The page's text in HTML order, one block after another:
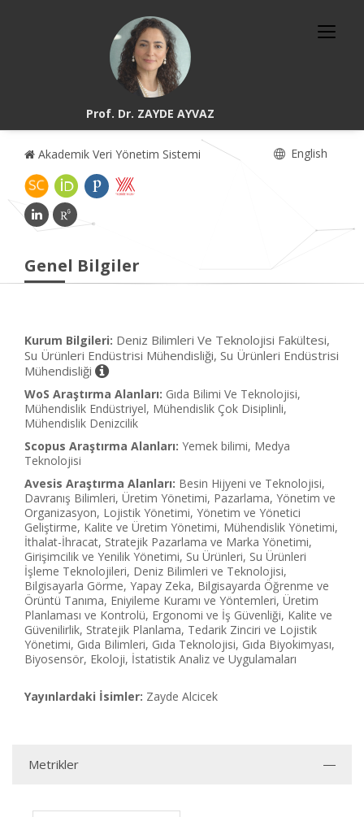
Prof. Dr. ZAYDE AYVAZ
Akademik Veri Yönetim Sistemi English
Genel Bilgiler
Kurum Bilgileri: Deniz Bilimleri Ve Teknolojisi Fakültesi,
Su Ürünleri Endüstrisi Mühendisliği, Su Ürünleri Endüstrisi
Mühendisliği
WoS Araştırma Alanları: Gıda Bilimi Ve Teknolojisi,
Mühendislik Endüstriyel, Mühendislik Çok Disiplinli,
Mühendislik Denizcilik
Scopus Araştırma Alanları: Yemek bilimi, Medya
Teknolojisi
Avesis Araştırma Alanları: Besin Hijyeni ve Teknolojisi,
Davranış Bilimleri, Üretim Yönetimi, Pazarlama, Yönetim ve
Organizasyon, Lojistik Yönetimi, Yönetim ve Yönetici
Geliştirme, Kalite ve Üretim Yönetimi, Mühendislik Yönetimi,
İthalat-İhracat, Stratejik Pazarlama ve Marka Yönetimi,
Girişimcilik ve Yenilik Yönetimi, Su Ürünleri, Su Ürünleri
İşleme Teknolojileri, Deniz Bilimleri ve Teknolojisi,
Bilgisayarla Görme, Yapay Zeka, Bilgisayarda Öğrenme ve
Örüntü Tanıma, Eniyileme Kuramı ve Yöntemleri, Üretim
Planlaması ve Kontrolü, Ergonomi ve İş Güvenliği, Kalite ve
Güvenilirlik, Stratejik Planlama, Tedarik Zinciri ve Lojistik
Yönetimi, Gıda Bilimleri, Gıda Teknolojisi, Gıda Biyokimyası,
Biyosensör, Ekoloji, İstatistik Analiz ve Uygulamaları
Yayınlardaki İsimler: Zayde Alcicek
Metrikler